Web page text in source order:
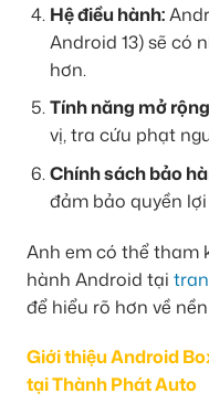
Hệ điều hành:
Android 13) sẽ có
hơn.
Tính năng mở
vị, tra cứu phạt
Chính sách bảo
đảm bảo quyền
Anh em có thể tham
hành Android tại
để hiểu rõ hơn về
Giới thiệu Android
tại Thành Phát Auto